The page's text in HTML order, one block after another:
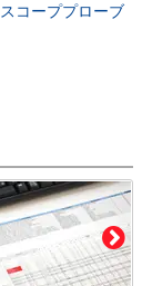
コーププローブ